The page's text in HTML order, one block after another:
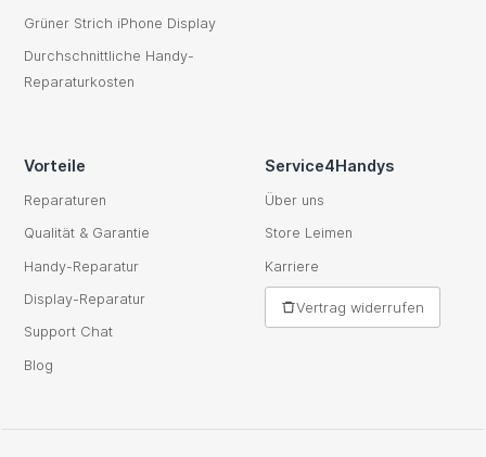
Grüner Strich iPhone Display
Durchschnittliche Handy-
Reparaturkosten
Vorteile
Reparaturen
Qualität & Garantie
Handy-Reparatur
Display-Reparatur
Support Chat
Blog
Service4Handys
Über uns
Store Leimen
Karriere
Vertrag widerrufen